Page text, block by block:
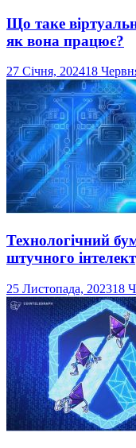
Що таке
як вона працює?
27 Січня, 202418
Технологічний
штучного
25 Листопада, 202318